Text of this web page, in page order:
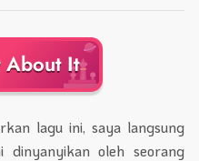
It
lagu ini, saya langsung
dinyanyikan oleh seorang